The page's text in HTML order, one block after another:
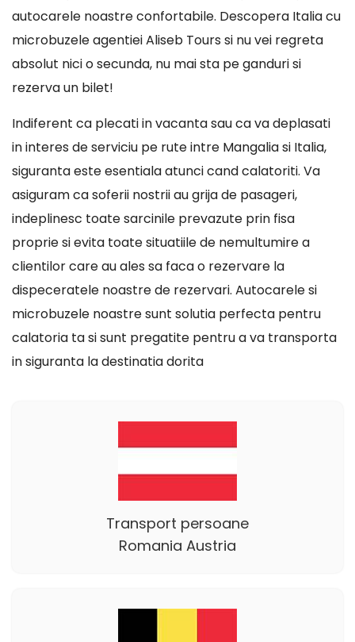
autocarele noastre confortabile. Descopera Italia cu
microbuzele agentiei Aliseb Tours si nu vei regreta
absolut nici o secunda, nu mai sta pe ganduri si
rezerva un bilet!
Indiferent ca plecati in vacanta sau ca va deplasati
in interes de serviciu pe rute intre Mangalia si Italia,
siguranta este esentiala atunci cand calatoriti. Va
asiguram ca soferii nostrii au grija de pasageri,
indeplinesc toate sarcinile prevazute prin fisa
proprie si evita toate situatiile de nemultumire a
clientilor care au ales sa faca o rezervare la
dispeceratele noastre de rezervari. Autocarele si
microbuzele noastre sunt solutia perfecta pentru
calatoria ta si sunt pregatite pentru a va transporta
in siguranta la destinatia dorita
Transport persoane
Romania Austria